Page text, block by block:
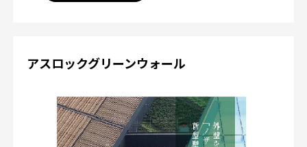
アスロックグリーンウォール